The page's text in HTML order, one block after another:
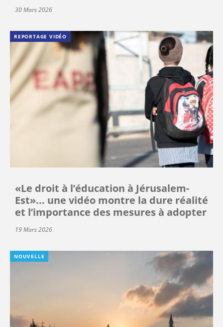
30 Mars 2026
REPORTAGE VIDÉO
«Le droit à l’éducation à Jérusalem-
Est»... une vidéo montre la dure réalité
et l’importance des mesures à adopter
19 Mars 2026
NOUVELLE